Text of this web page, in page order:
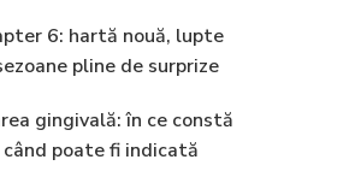
6: hartă nouă, lupte
pline de surprize
gingivală: în ce constă
poate fi indicată